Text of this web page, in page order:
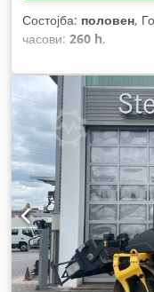
Состојба: половен,
часови: 260 h,